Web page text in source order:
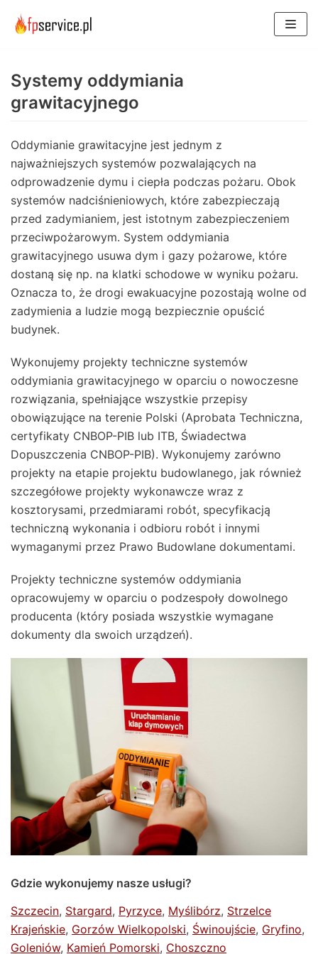
treści
Systemy oddymiania
grawitacyjnego
Oddymianie grawitacyjne jest jednym z
najważniejszych systemów pozwalających na
odprowadzenie dymu i ciepła podczas pożaru. Obok
systemów nadciśnieniowych, które zabezpieczają
przed zadymianiem, jest istotnym zabezpieczeniem
przeciwpożarowym. System oddymiania
grawitacyjnego usuwa dym i gazy pożarowe, które
dostaną się np. na klatki schodowe w wyniku pożaru.
Oznacza to, że drogi ewakuacyjne pozostają wolne od
zadymienia a ludzie mogą bezpiecznie opuścić
budynek.
Wykonujemy projekty techniczne systemów
oddymiania grawitacyjnego w oparciu o nowoczesne
rozwiązania, spełniające wszystkie przepisy
obowiązujące na terenie Polski (Aprobata Techniczna,
certyfikaty CNBOP-PIB lub ITB, Świadectwa
Dopuszczenia CNBOP-PIB). Wykonujemy zarówno
projekty na etapie projektu budowlanego, jak również
szczegółowe projekty wykonawcze wraz z
kosztorysami, przedmiarami robót, specyfikacją
techniczną wykonania i odbioru robót i innymi
wymaganymi przez Prawo Budowlane dokumentami.
Projekty techniczne systemów oddymiania
opracowujemy w oparciu o podzespoły dowolnego
producenta (który posiada wszystkie wymagane
dokumenty dla swoich urządzeń).
Gdzie wykonujemy nasze usługi?
Szczecin, Stargard, Pyrzyce, Myślibórz, Strzelce
Krajeńskie, Gorzów Wielkopolski, Świnoujście, Gryfino,
Goleniów, Kamień Pomorski, Choszczno